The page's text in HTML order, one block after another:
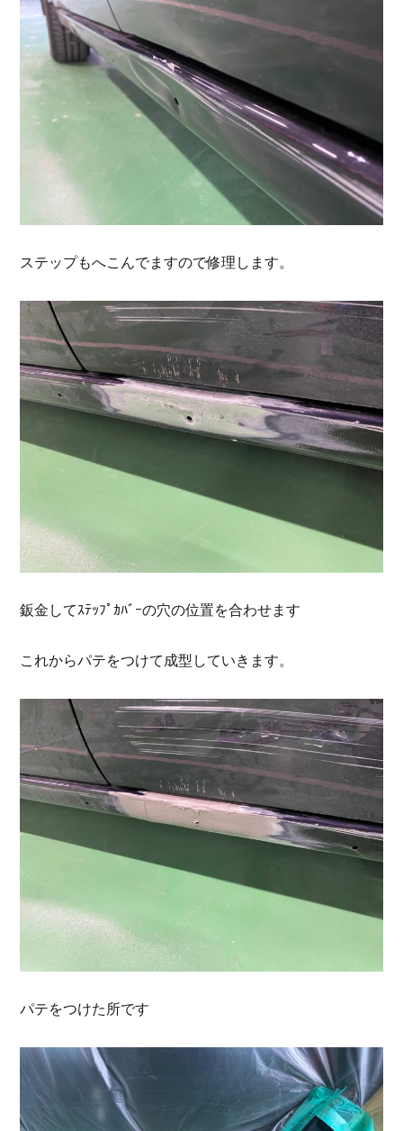
ステップもへこんでますので修理します。
鈑金してｽﾃｯﾌﾟｶﾊﾞｰの穴の位置を合わせます
これからパテをつけて成型していきます。
パテをつけた所です